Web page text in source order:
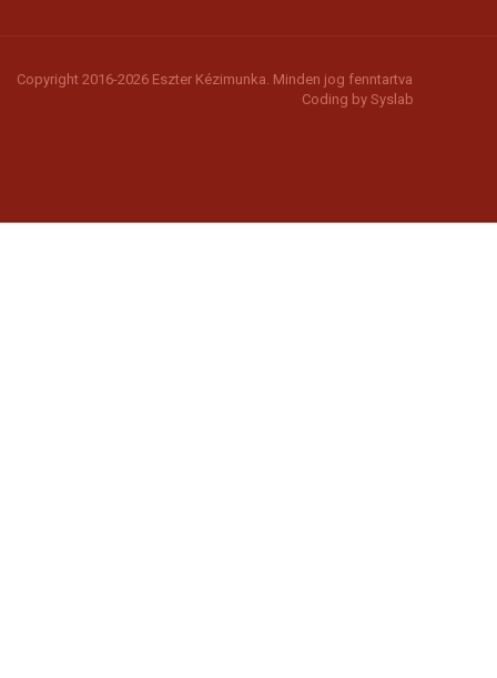
Copyright 2016-2026 Eszter Kézimunka. Minden jog fenntartva
Coding by Syslab